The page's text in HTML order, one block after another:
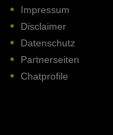
Impressum
Disclaimer
Datenschutz
Partnerseiten
Chatprofile